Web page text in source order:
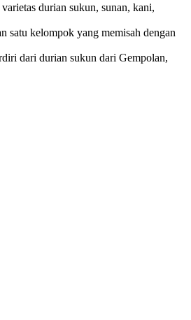
durian sukun, sunan, kani,
satu kelompok yang memisah dengan
dari durian sukun dari Gempolan,